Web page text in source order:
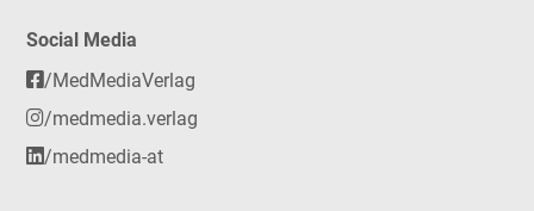
Social Media
/MedMediaVerlag
/medmedia.verlag
/medmedia-at